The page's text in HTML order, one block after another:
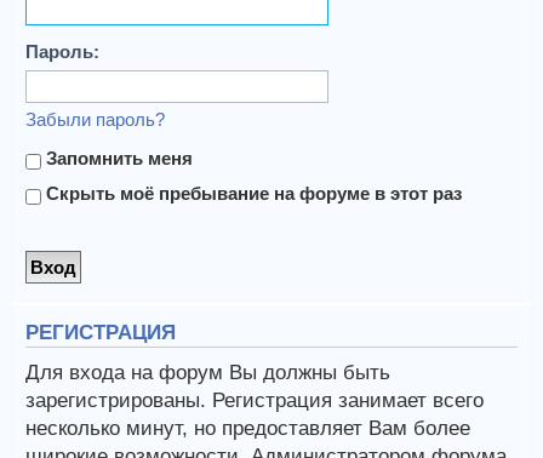
Пароль:
Забыли пароль?
Запомнить меня
Скрыть моё пребывание на форуме в этот раз
РЕГИСТРАЦИЯ
Для входа на форум Вы должны быть
зарегистрированы. Регистрация занимает всего
несколько минут, но предоставляет Вам более